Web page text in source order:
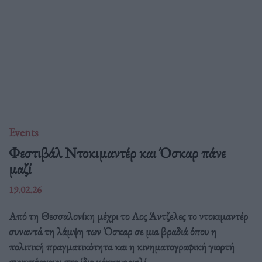
Events
Φεστιβάλ Ντοκιμαντέρ και Όσκαρ πάνε
μαζί
19.02.26
Από τη Θεσσαλονίκη μέχρι το Λος Άντζελες το ντοκιμαντέρ
συναντά τη λάμψη των Όσκαρ σε μια βραδιά όπου η
πολιτική πραγματικότητα και η κινηματογραφική γιορτή